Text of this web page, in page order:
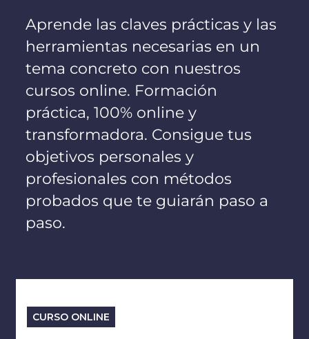
Aprende las claves prácticas y las
herramientas necesarias en un
tema concreto con nuestros
cursos online. Formación
práctica, 100% online y
transformadora. Consigue tus
objetivos personales y
profesionales con métodos
probados que te guiarán paso a
paso.
CURSO ONLINE